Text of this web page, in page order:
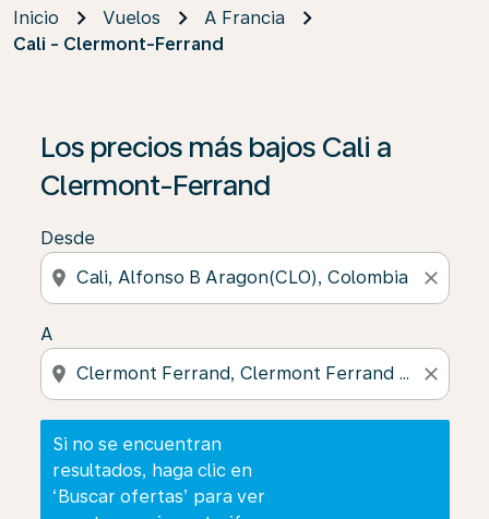
Inicio Vuelos
A Francia
Cali - Clermont-Ferrand
Los precios más bajos Cali a
Clermont-Ferrand
Desde
location_on close
A
location_on close
Si no se encuentran
resultados, haga clic en
‘Buscar ofertas’ para ver
Si no se encuentran resultados, haga clic en ‘Buscar